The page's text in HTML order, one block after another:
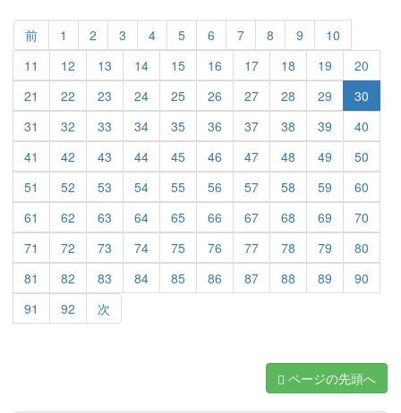
前 1 2 3 4 5 6 7 8 9
10
11
12 13 14 15 16 17 18 19
20
21
22 23 24 25 26 27 28 29
30
31
32 33 34 35 36 37 38 39
40
41
42 43 44 45 46 47 48 49
50
51
52 53 54 55 56 57 58 59
60
61
62 63 64 65 66 67 68 69
70
71
72 73 74 75 76 77 78 79
80
81
82 83 84 85 86 87 88 89
90
91
92 次
ページの先頭へ